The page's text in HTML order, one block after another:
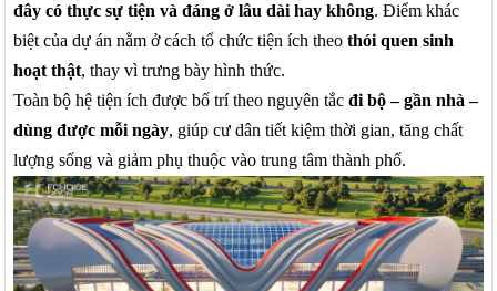
đây có thực sự tiện và đáng ở lâu dài hay không. Điểm khác
biệt của dự án nằm ở cách tổ chức tiện ích theothói quen sinh
hoạt thật, thay vì trưng bày hình thức.
Toàn bộ hệ tiện ích được bố trí theo nguyên tắcđi bộ – gần nhà –
dùng được mỗi ngày, giúp cư dân tiết kiệm thời gian, tăng chất
lượng sống và giảm phụ thuộc vào trung tâm thành phố.